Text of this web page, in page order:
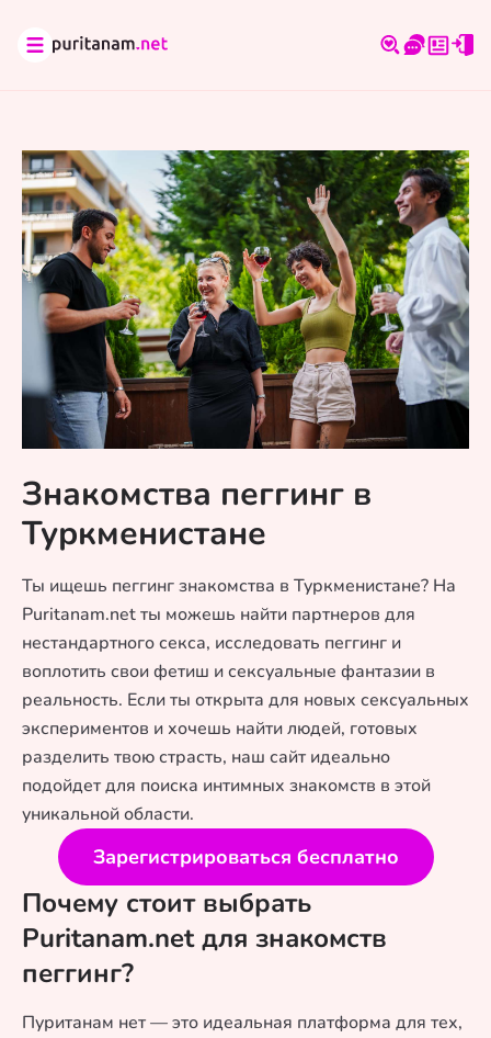
Знакомства пеггинг в
Туркменистане
Ты ищешь пеггинг знакомства в Туркменистане? На
Puritanam.net ты можешь найти партнеров для
нестандартного секса, исследовать пеггинг и
воплотить свои фетиш и сексуальные фантазии в
реальность. Если ты открыта для новых сексуальных
экспериментов и хочешь найти людей, готовых
разделить твою страсть, наш сайт идеально
подойдет для поиска интимных знакомств в этой
уникальной области.
Зарегистрироваться бесплатно
Почему стоит выбрать
Puritanam.net для знакомств
пеггинг?
Пуританам нет — это идеальная платформа для тех,